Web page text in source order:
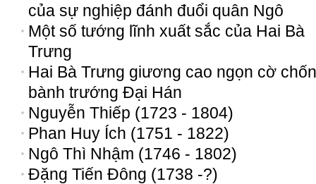
của sự nghiệp đánh đuổi quân Ngô
Một số tướng lĩnh xuất sắc của Hai Bà
Trưng
Hai Bà Trưng giương cao ngọn cờ
bành trướng Đại Hán
Nguyễn Thiếp (1723 - 1804)
Phan Huy Ích (1751 - 1822)
Ngô Thì Nhậm (1746 - 1802)
Đặng Tiến Đông (1738 -?)